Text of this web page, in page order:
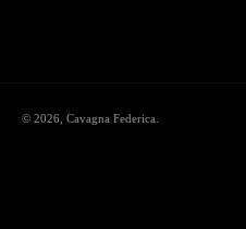
© 2026, Cavagna Federica